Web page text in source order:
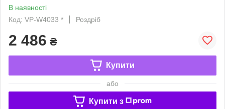
В наявності
Код: VP-W4033 *
Роздріб
2 486 ₴
Купити
або
Купити з